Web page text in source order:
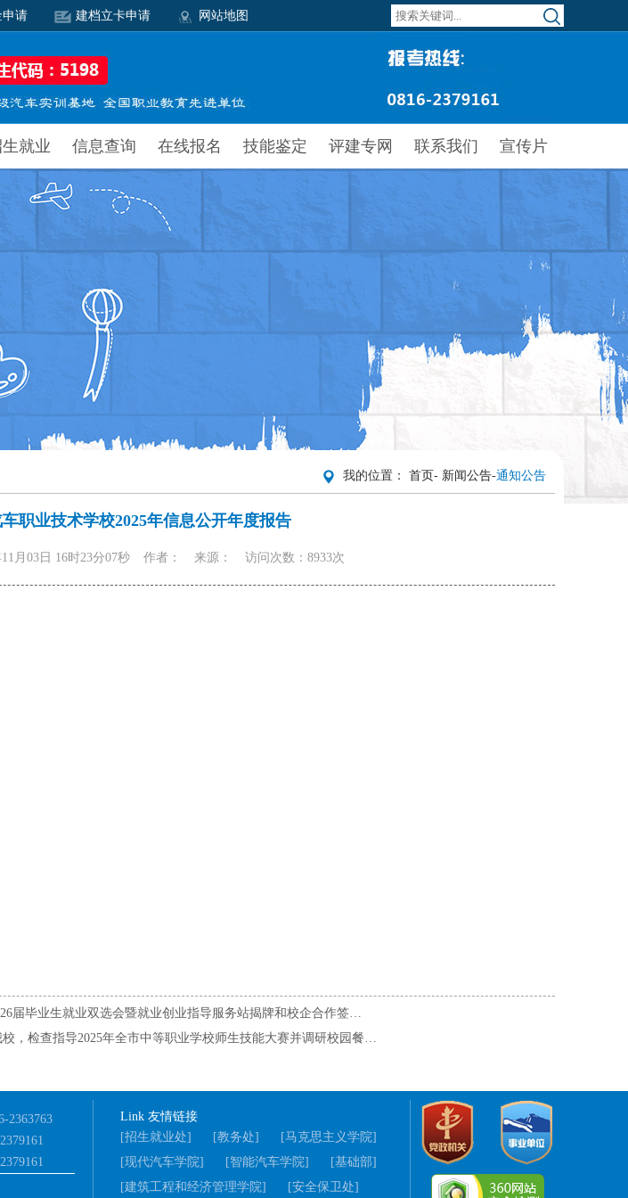
申请 建档立卡申请 网站地图
就业 信息查询 在线报名 技能鉴定 评建专网 联系我们 宣传片
我的位置： 首页- 新闻公告-通知公告
车职业技术学校2025年信息公开年度报告
月03日 16时23分07秒 作者： 来源： 访问次数：8933次
届毕业生就业双选会暨就业创业指导服务站揭牌和校企合作签…
，检查指导2025年全市中等职业学校师生技能大赛并调研校园餐…
2363763
Link 友情链接
[招生就业处]
[教务处]
[马克思主义学院]
[现代汽车学院]
[智能汽车学院]
[基础部]
[建筑工程和经济管理学院]
[安全保卫处]